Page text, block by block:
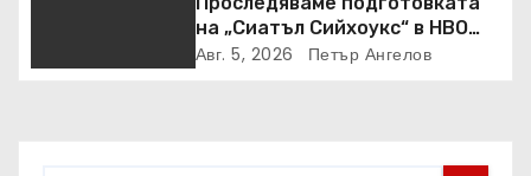
на „Сиатъл Сийхоукс“ в HBO
Max
Авг. 5, 2026 Петър Ангелов